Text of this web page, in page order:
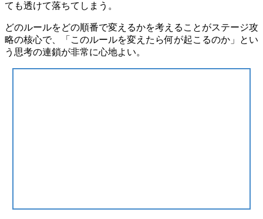
ても透けて落ちてしまう。
どのルールをどの順番で変えるかを考えること がステージ攻
略の核心で、「このルールを変えたら何が起こるのか」とい
う思考の連鎖が非常に心地よい。